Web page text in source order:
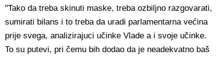
"Tako da treba skinuti maske, treba ozbiljno razgovarati,
sumirati bilans i to treba da uradi parlamentarna većina
prije svega, analizirajuci učinke Vlade a i svoje učinke.
To su putevi, pri čemu bih dodao da je neadekvatno baš